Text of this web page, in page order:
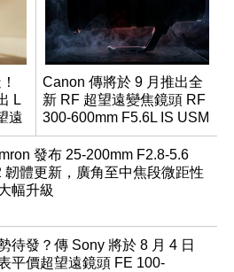
L
遠
Canon 傳將於 9 月推出全
新 RF 超望遠變焦鏡頭 RF
300-600mm F5.6L IS USM
發布 25-200mm F2.8-5.6
韌體更新，廣角至中焦段微距性
幅升級
待發？傳 Sony 將於 8 月 4 日
平價超望遠鏡頭 FE 100-